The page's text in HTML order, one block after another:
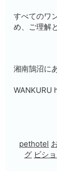
すべてのワ
め、ご理解
湘南鵠沼に
WANKURU
pethotel
グ ビシ